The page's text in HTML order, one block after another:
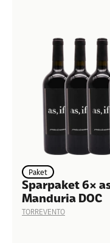
erlebe den
Paket
Sparpaket 6×
Manduria DOC
TORREVENTO